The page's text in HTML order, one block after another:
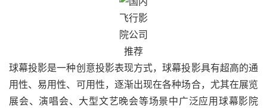
球幕投影是一种创意投影表现方式，球幕投影具有超高的通
用性、易用性、可用性，逐渐出现在各种场合，尤其在展览
展会、演唱会、大型文艺晚会等场景中广泛应用球幕影院